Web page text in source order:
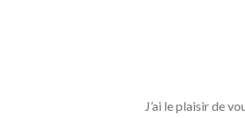
J’ai le plaisir de